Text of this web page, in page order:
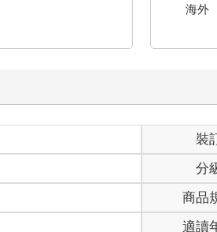
海外
裝
分
商品
適讀